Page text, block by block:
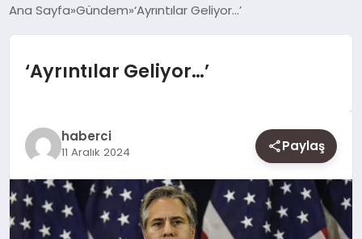
EĞITIM
EKONOMI
GÜNCEL
MAGAZIN
Ana Sayfa Gündem ‘Ayrıntılar Geliyor…’
‘Ayrıntılar Geliyor…’
haberci
11 Aralık 2024 Paylaş